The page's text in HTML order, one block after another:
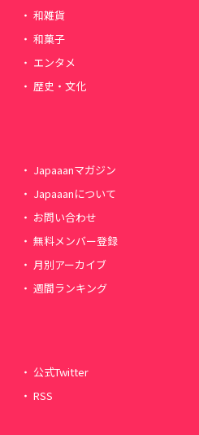
和雑貨
和菓子
エンタメ
歴史・文化
Japaaanマガジン
Japaaanについて
お問い合わせ
無料メンバー登録
月別アーカイブ
週間ランキング
公式Twitter
RSS